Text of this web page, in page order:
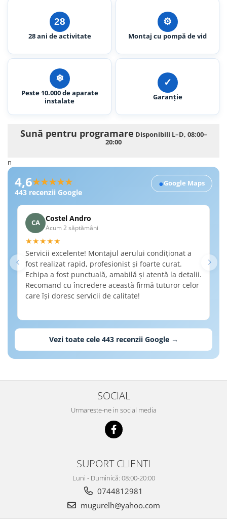
28
28 ani de activitate
⚙︎
Montaj cu pompă de vid
❄︎
Peste 10.000 de aparate
instalate
✓
Garanție
Sună pentru programare Disponibili L–D, 08:00–
20:00
n
Recenzii Google RobertSim
4,6★★★★★
443 recenzii Google
●Google Maps
CA Costel Andro
Acum 2 săptămâni
★★★★★
Servicii excelente! Montajul aerului condiționat a
fost realizat rapid, profesionist și foarte curat.
Echipa a fost punctuală, amabilă și atentă la detalii.
Recomand cu încredere această firmă tuturor celor
care își doresc servicii de calitate!
Vezi toate cele 443recenzii Google →
SOCIAL
Urmareste-ne in social media
SUPORT CLIENTI
Luni - Duminică: 08:00-20:00
0744812981
mugurelh@yahoo.com